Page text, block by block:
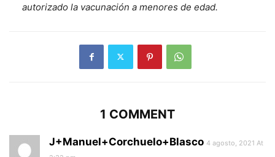
autorizado la vacunación a menores de edad.
1 COMMENT
J+Manuel+Corchuelo+Blasco 4 agosto, 2021 At